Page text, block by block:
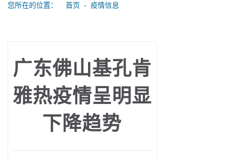
您所在的位置： 首页 ‐ 疫情信息
广东佛山基孔肯
雅热疫情呈明显
下降趋势